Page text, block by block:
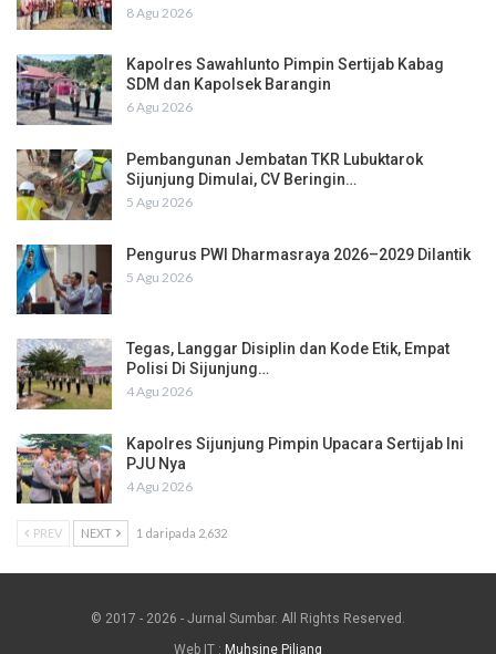
8 Agu 2026
Kapolres Sawahlunto Pimpin Sertijab Kabag
SDM dan Kapolsek Barangin
6 Agu 2026
Pembangunan Jembatan TKR Lubuktarok
Sijunjung Dimulai, CV Beringin…
5 Agu 2026
Pengurus PWI Dharmasraya 2026–2029 Dilantik
5 Agu 2026
Tegas, Langgar Disiplin dan Kode Etik, Empat
Polisi Di Sijunjung…
4 Agu 2026
Kapolres Sijunjung Pimpin Upacara Sertijab Ini
PJU Nya
4 Agu 2026
PREV NEXT 1 daripada 2,632
© 2017 - 2026 - Jurnal Sumbar. All Rights Reserved.
Web IT : Muhsine Piliang